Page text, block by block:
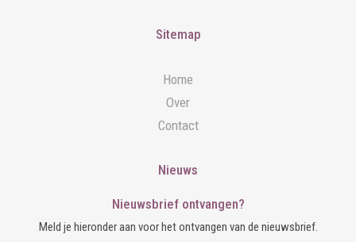
Sitemap
Home
Over
Contact
Nieuws
Nieuwsbrief ontvangen?
Meld je hieronder aan voor het ontvangen van de nieuwsbrief.